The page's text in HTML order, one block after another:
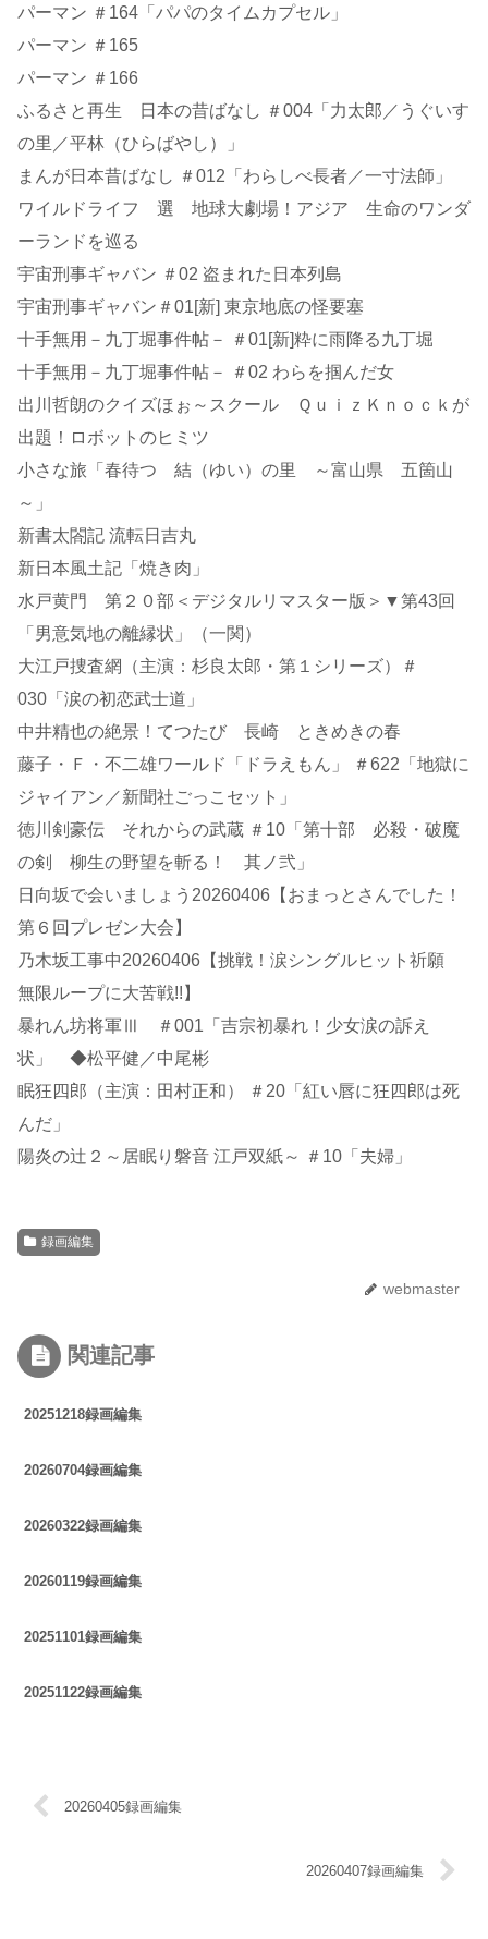
パーマン ＃164「パパのタイムカプセル」
パーマン ＃165
パーマン ＃166
ふるさと再生 日本の昔ばなし ＃004「力太郎／うぐいす
の里／平林（ひらばやし）」
まんが日本昔ばなし ＃012「わらしべ長者／一寸法師」
ワイルドライフ 選 地球大劇場！アジア 生命のワンダ
ーランドを巡る
宇宙刑事ギャバン ＃02 盗まれた日本列島
宇宙刑事ギャバン＃01[新] 東京地底の怪要塞
十手無用－九丁堀事件帖－ ＃01[新]粋に雨降る九丁堀
十手無用－九丁堀事件帖－ ＃02 わらを掴んだ女
出川哲朗のクイズほぉ～スクール ＱｕｉｚＫｎｏｃｋが
出題！ロボットのヒミツ
小さな旅「春待つ 結（ゆい）の里 ～富山県 五箇山
～」
新書太閤記 流転日吉丸
新日本風土記「焼き肉」
水戸黄門 第２０部＜デジタルリマスター版＞▼第43回
「男意気地の離縁状」（一関）
大江戸捜査網（主演：杉良太郎・第１シリーズ）＃
030「涙の初恋武士道」
中井精也の絶景！てつたび 長崎 ときめきの春
藤子・Ｆ・不二雄ワールド「ドラえもん」 ＃622「地獄に
ジャイアン／新聞社ごっこセット」
徳川剣豪伝 それからの武蔵 ＃10「第十部 必殺・破魔
の剣 柳生の野望を斬る！ 其ノ弐」
日向坂で会いましょう20260406【おまっとさんでした！
第６回プレゼン大会】
乃木坂工事中20260406【挑戦！涙シングルヒット祈願
無限ループに大苦戦!!】
暴れん坊将軍Ⅲ ＃001「吉宗初暴れ！少女涙の訴え
状」 ◆松平健／中尾彬
眠狂四郎（主演：田村正和） ＃20「紅い唇に狂四郎は死
んだ」
陽炎の辻２～居眠り磐音 江戸双紙～ ＃10「夫婦」
録画編集
webmaster
関連記事
20251218録画編集
20260704録画編集
20260322録画編集
20260119録画編集
20251101録画編集
20251122録画編集
20260405録画編集
20260407録画編集